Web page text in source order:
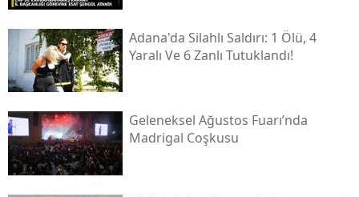
Adana'da Silahlı Saldırı: 1 Ölü, 4
Yaralı Ve 6 Zanlı Tutuklandı!
Geleneksel Ağustos Fuarı’nda
Madrigal Coşkusu